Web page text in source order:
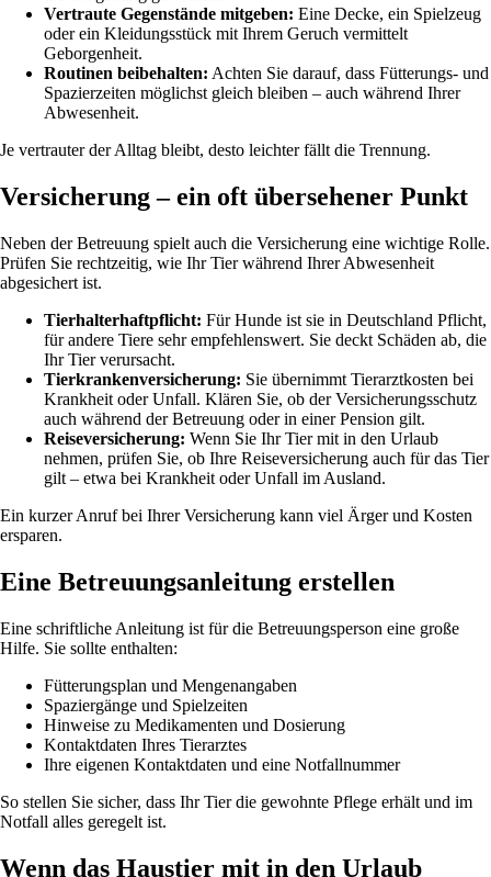
Vertraute Gegenstände mitgeben: Eine Decke, ein Spielzeug
oder ein Kleidungsstück mit Ihrem Geruch vermittelt
Geborgenheit.
Routinen beibehalten: Achten Sie darauf, dass Fütterungs- und
Spazierzeiten möglichst gleich bleiben – auch während Ihrer
Abwesenheit.
Je vertrauter der Alltag bleibt, desto leichter fällt die Trennung.
Versicherung – ein oft übersehener Punkt
Neben der Betreuung spielt auch die Versicherung eine wichtige Rolle.
Prüfen Sie rechtzeitig, wie Ihr Tier während Ihrer Abwesenheit
abgesichert ist.
Tierhalterhaftpflicht: Für Hunde ist sie in Deutschland Pflicht,
für andere Tiere sehr empfehlenswert. Sie deckt Schäden ab, die
Ihr Tier verursacht.
Tierkrankenversicherung: Sie übernimmt Tierarztkosten bei
Krankheit oder Unfall. Klären Sie, ob der Versicherungsschutz
auch während der Betreuung oder in einer Pension gilt.
Reiseversicherung: Wenn Sie Ihr Tier mit in den Urlaub
nehmen, prüfen Sie, ob Ihre Reiseversicherung auch für das Tier
gilt – etwa bei Krankheit oder Unfall im Ausland.
Ein kurzer Anruf bei Ihrer Versicherung kann viel Ärger und Kosten
ersparen.
Eine Betreuungsanleitung erstellen
Eine schriftliche Anleitung ist für die Betreuungsperson eine große
Hilfe. Sie sollte enthalten:
Fütterungsplan und Mengenangaben
Spaziergänge und Spielzeiten
Hinweise zu Medikamenten und Dosierung
Kontaktdaten Ihres Tierarztes
Ihre eigenen Kontaktdaten und eine Notfallnummer
So stellen Sie sicher, dass Ihr Tier die gewohnte Pflege erhält und im
Notfall alles geregelt ist.
Wenn das Haustier mit in den Urlaub